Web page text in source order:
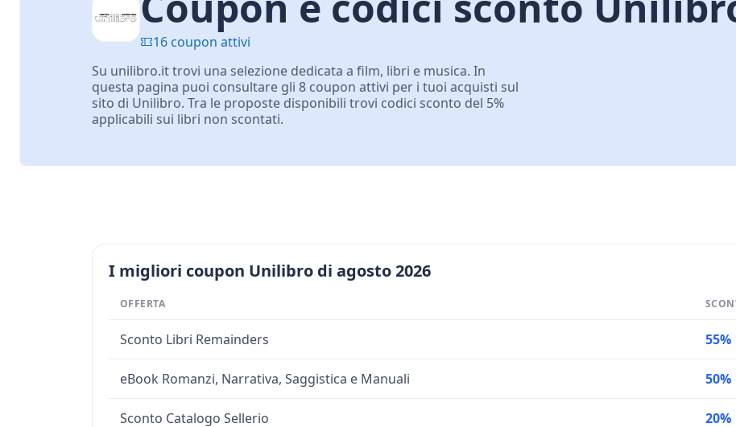
16 coupon attivi
Su unilibro.it trovi una selezione dedicata a film, libri e musica. In
questa pagina puoi consultare gli 8 coupon attivi per i tuoi acquisti sul
sito di Unilibro. Tra le proposte disponibili trovi codici sconto del 5%
applicabili sui libri non scontati.
I migliori coupon Unilibro di agosto 2026
OFFERTA
Sconto Libri Remainders 55%
eBook Romanzi, Narrativa, Saggistica e Manuali 50%
Sconto Catalogo Sellerio 20%